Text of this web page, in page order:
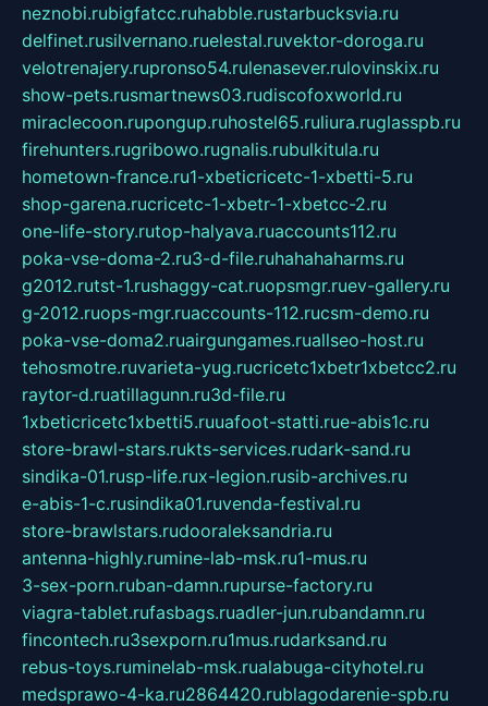
neznobi.rubigfatcc.ruhabble.rustarbucksvia.ru
delfinet.rusilvernano.ruelestal.ruvektor-doroga.ru
velotrenajery.rupronso54.rulenasever.rulovinskix.ru
show-pets.rusmartnews03.rudiscofoxworld.ru
miraclecoon.rupongup.ruhostel65.ruliura.ruglasspb.ru
firehunters.rugribowo.rugnalis.rubulkitula.ru
hometown-france.ru1-xbeticricetc-1-xbetti-5.ru
shop-garena.rucricetc-1-xbetr-1-xbetcc-2.ru
one-life-story.rutop-halyava.ruaccounts112.ru
poka-vse-doma-2.ru3-d-file.ruhahahaharms.ru
g2012.rutst-1.rushaggy-cat.ruopsmgr.ruev-gallery.ru
g-2012.ruops-mgr.ruaccounts-112.rucsm-demo.ru
poka-vse-doma2.ruairgungames.ruallseo-host.ru
tehosmotre.ruvarieta-yug.rucricetc1xbetr1xbetcc2.ru
raytor-d.ruatillagunn.ru3d-file.ru
1xbeticricetc1xbetti5.ruuafoot-statti.rue-abis1c.ru
store-brawl-stars.rukts-services.rudark-sand.ru
sindika-01.rusp-life.rux-legion.rusib-archives.ru
e-abis-1-c.rusindika01.ruvenda-festival.ru
store-brawlstars.rudooraleksandria.ru
antenna-highly.rumine-lab-msk.ru1-mus.ru
3-sex-porn.ruban-damn.rupurse-factory.ru
viagra-tablet.rufasbags.ruadler-jun.rubandamn.ru
fincontech.ru3sexporn.ru1mus.rudarksand.ru
rebus-toys.ruminelab-msk.rualabuga-cityhotel.ru
medsprawo-4-ka.ru2864420.rublagodarenie-spb.ru